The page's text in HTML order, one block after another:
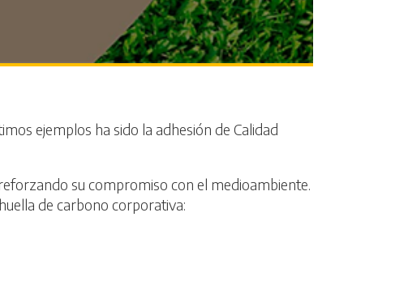
ejemplos ha sido la adhesión de Calidad
su compromiso con el medioambiente.
de carbono corporativa: